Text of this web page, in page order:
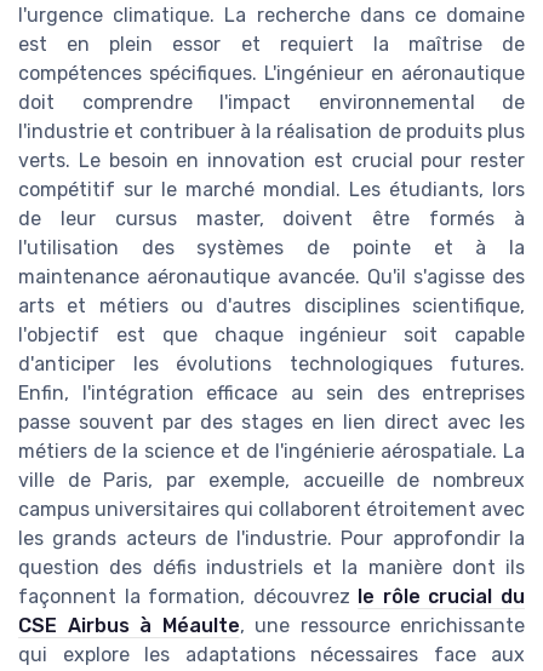
l'urgence climatique. La recherche dans ce domaine
est en plein essor et requiert la maîtrise de
compétences spécifiques. L'ingénieur en aéronautique
doit comprendre l'impact environnemental de
l'industrie et contribuer à la réalisation de produits plus
verts. Le besoin en innovation est crucial pour rester
compétitif sur le marché mondial. Les étudiants, lors
de leur cursus master, doivent être formés à
l'utilisation des systèmes de pointe et à la
maintenance aéronautique avancée. Qu'il s'agisse des
arts et métiers ou d'autres disciplines scientifique,
l'objectif est que chaque ingénieur soit capable
d'anticiper les évolutions technologiques futures.
Enfin, l'intégration efficace au sein des entreprises
passe souvent par des stages en lien direct avec les
métiers de la science et de l'ingénierie aérospatiale. La
ville de Paris, par exemple, accueille de nombreux
campus universitaires qui collaborent étroitement avec
les grands acteurs de l'industrie. Pour approfondir la
question des défis industriels et la manière dont ils
façonnent la formation, découvrez le rôle crucial du
CSE Airbus à Méaulte, une ressource enrichissante
qui explore les adaptations nécessaires face aux